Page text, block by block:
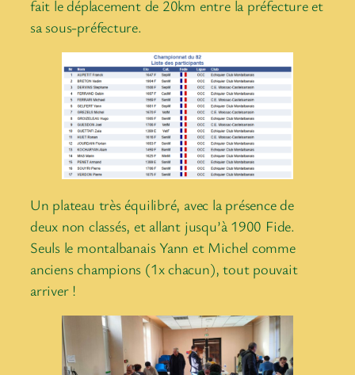
fait le déplacement de 20km entre la préfecture et
sa sous-préfecture.
Un plateau très équilibré, avec la présence de
deux non classés, et allant jusqu’à 1900 Fide.
Seuls le montalbanais Yann et Michel comme
anciens champions (1x chacun), tout pouvait
arriver !